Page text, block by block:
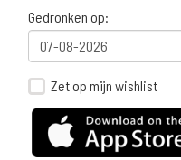
Gedronken op:
Zet op mijn wishlist